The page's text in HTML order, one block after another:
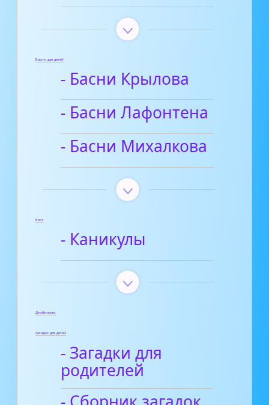
Басни для детей
- Басни Крылова
- Басни Лафонтена
- Басни Михалкова
Блог
- Каникулы
Диафильмы
Загадки для детей
- Загадки для
родителей